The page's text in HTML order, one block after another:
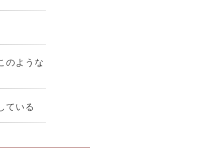
のような
ている